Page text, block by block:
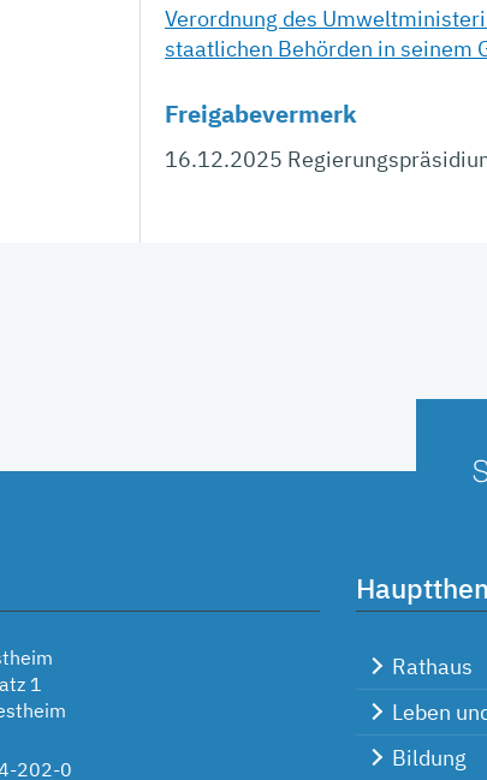
Verordnung des
staatlichen Behörden in seinem
Freigabevermerk
16.12.2025
1
202-0
Rathaus
Leben
Bildung